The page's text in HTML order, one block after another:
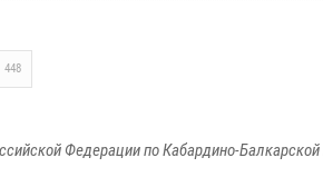
448
Федерации по Кабардино-Балкарской